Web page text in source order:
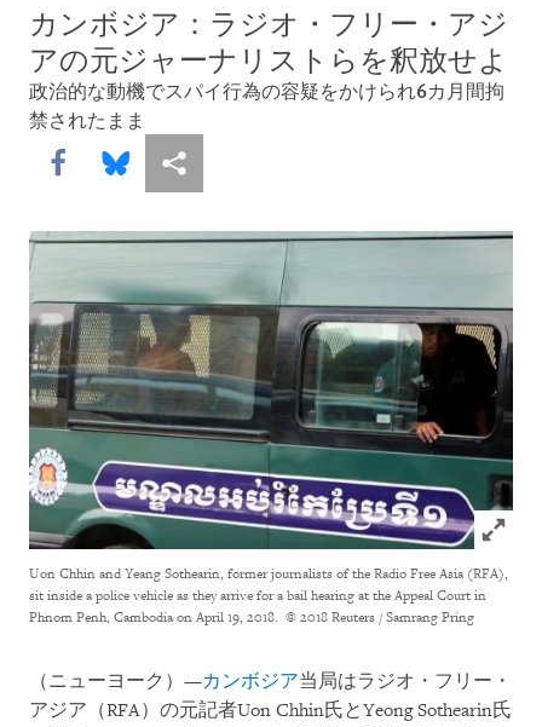
カンボジア：ラジオ・フリー・アジ
アの元ジャーナリストらを釈放せよ
政治的な動機でスパイ行為の容疑をかけられ6カ月間拘
禁されたまま
Share this via Facebook
Share this via Bluesky
More sharing options
Click to
Uon Chhin and Yeang Sothearin, former journalists of the Radio Free Asia (RFA),
sit inside a police vehicle as they arrive for a bail hearing at the Appeal Court in
Phnom Penh, Cambodia on April 19, 2018. © 2018 Reuters / Samrang Pring
（ニューヨーク）—カンボジア当局はラジオ・フリー・
アジア（RFA）の元記者Uon Chhin氏とYeong Sothearin氏